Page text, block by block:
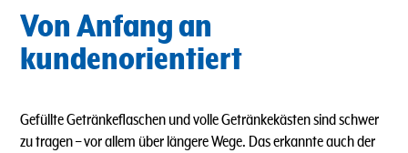
Von Anfang an
kundenorientiert
Gefüllte Getränkeflaschen und volle Getränkekästen sind schwer
zu tragen – vor allem über längere Wege. Das erkannte auch der